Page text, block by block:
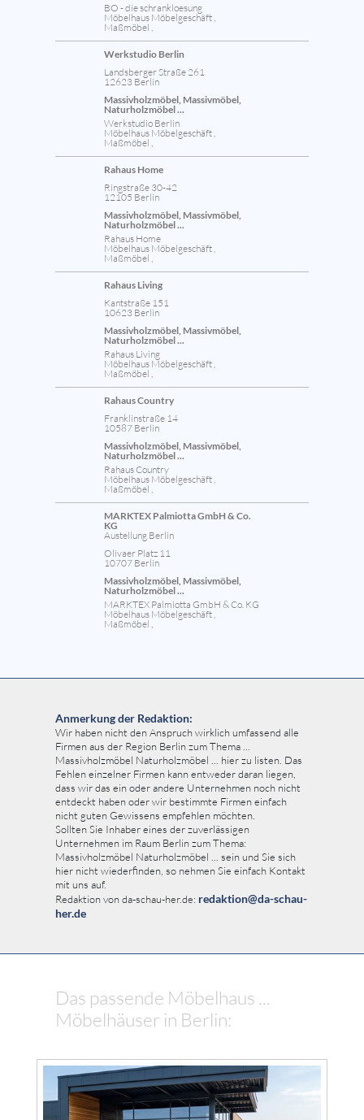
BO - die schrankloesung
Möbelhaus Möbelgeschäft ,
Maßmöbel ,
Werkstudio Berlin
Landsberger Straße 261
12623 Berlin
Massivholzmöbel, Massivmöbel,
Naturholzmöbel ...
Werkstudio Berlin
Möbelhaus Möbelgeschäft ,
Maßmöbel ,
Rahaus Home
Ringstraße 30-42
12105 Berlin
Massivholzmöbel, Massivmöbel,
Naturholzmöbel ...
Rahaus Home
Möbelhaus Möbelgeschäft ,
Maßmöbel ,
Rahaus Living
Kantstraße 151
10623 Berlin
Massivholzmöbel, Massivmöbel,
Naturholzmöbel ...
Rahaus Living
Möbelhaus Möbelgeschäft ,
Maßmöbel ,
Rahaus Country
Franklinstraße 14
10587 Berlin
Massivholzmöbel, Massivmöbel,
Naturholzmöbel ...
Rahaus Country
Möbelhaus Möbelgeschäft ,
Maßmöbel ,
MARKTEX Palmiotta GmbH & Co.
KG
Austellung Berlin
Olivaer Platz 11
10707 Berlin
Massivholzmöbel, Massivmöbel,
Naturholzmöbel ...
MARKTEX Palmiotta GmbH & Co. KG
Möbelhaus Möbelgeschäft ,
Maßmöbel ,
Anmerkung der Redaktion:
Wir haben nicht den Anspruch wirklich umfassend alle
Firmen aus der Region Berlin zum Thema ...
Massivholzmöbel Naturholzmöbel ... hier zu listen. Das
Fehlen einzelner Firmen kann entweder daran liegen,
dass wir das ein oder andere Unternehmen noch nicht
entdeckt haben oder wir bestimmte Firmen einfach
nicht guten Gewissens empfehlen möchten.
Sollten Sie Inhaber eines der zuverlässigen
Unternehmen im Raum Berlin zum Thema:
Massivholzmöbel Naturholzmöbel ... sein und Sie sich
hier nicht wiederfinden, so nehmen Sie einfach Kontakt
mit uns auf.
Redaktion von da-schau-her.de: redaktion@da-schau-
her.de
Das passende Möbelhaus ...
Möbelhäuser in Berlin: